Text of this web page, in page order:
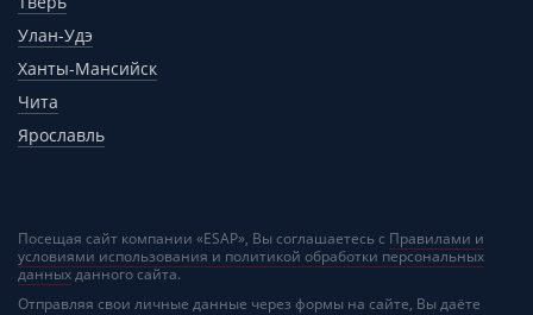
Улан-Удэ
Ханты-Мансийск
Чита
Ярославль
Посещая сайт компании «ESAP», Вы соглашаетесь с Правилами и
условиями использования и политикой обработки персональных
данныхданного сайта.
Отправляя свои личные данные через формы на сайте, Вы даёте